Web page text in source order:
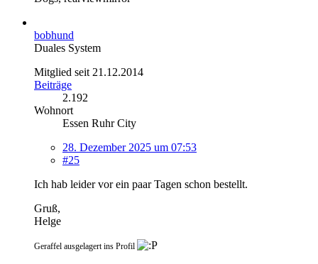
bobhund
Duales System
Mitglied seit 21.12.2014
Beiträge
2.192
Wohnort
Essen Ruhr City
28. Dezember 2025 um 07:53
#25
Ich hab leider vor ein paar Tagen schon bestellt.
Gruß,
Helge
Geraffel ausgelagert ins Profil